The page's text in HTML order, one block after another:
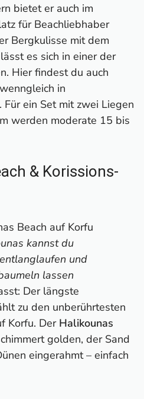
bietet er auch im
für Beachliebhaber
Bergkulisse mit dem
es sich in einer der
Hier findest du auch
in
ein Set mit zwei Liegen
werden moderate 15 bis
& Korissions-
kannst du
und
lassen
Der längste
zu den unberührtesten
Korfu. Der Halikounas
golden, der Sand
eingerahmt – einfach